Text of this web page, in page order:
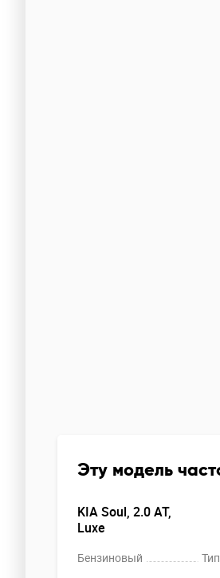
Эту модель
KIA Soul, 2.0 AT,
Luxe
Бензиновый